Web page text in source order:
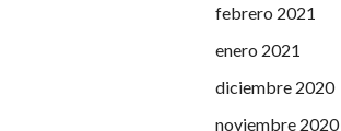
febrero 2021
enero 2021
diciembre 2020
noviembre 2020